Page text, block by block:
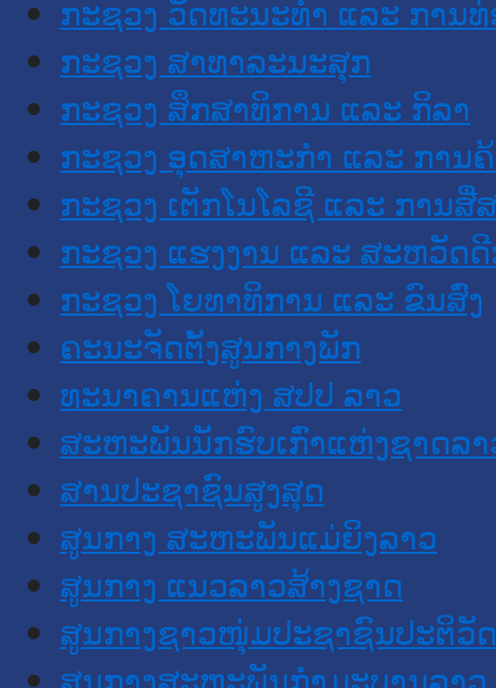
ກະຊວງ ວັດທະນະທຳ ແລະ ການ
ກະຊວງ ສາທາລະນະສຸກ
ກະຊວງ ສຶກສາທິການ ແລະ ກິລາ
ກະຊວງ ອຸດສາຫະກຳ ແລະ ການ
ກະຊວງ ເຕັກໂນໂລຊີ ແລະ ການສື່
ກະຊວງ ແຮງງານ ແລະ ສະຫວັດ
ກະຊວງ ໂຍທາທິການ ແລະ ຂົນສົ່ງ
ຄະນະຈັດຕັ້ງສູນກາງພັກ
ທະນາຄານແຫ່ງ ສປປ ລາວ
ສະຫະພັນນັກຮົບເກົ່າແຫ່ງຊາດລ
ສານປະຊາຊົນສູງສຸດ
ສູນກາງ ສະຫະພັນແມ່ຍິງລາວ
ສູນກາງ ແນວລາວສ້າງຊາດ
ສູນກາງຊາວໜຸ່ມປະຊາຊົນປະຕິວັ
ສູນກາງສະຫະພັນກຳມະບານລາວ